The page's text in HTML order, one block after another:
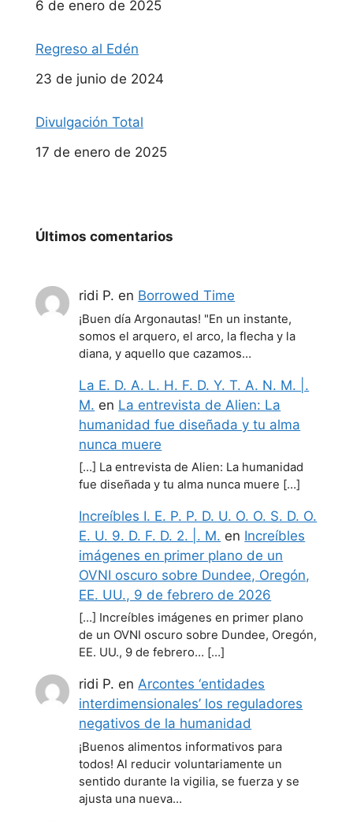
Fecha
6 de enero de 2025
Regreso al Edén
Fecha
23 de junio de 2024
Divulgación Total
Fecha
17 de enero de 2025
Últimos comentarios
ridi P. en Borrowed Time
¡Buen día Argonautas! "En un instante,
somos el arquero, el arco, la flecha y la
diana, y aquello que cazamos…
La E. D. A. L. H. F. D. Y. T. A. N. M. |.
M. en La entrevista de Alien: La
humanidad fue diseñada y tu alma
nunca muere
[…] La entrevista de Alien: La humanidad
fue diseñada y tu alma nunca muere […]
Increíbles I. E. P. P. D. U. O. O. S. D. O.
E. U. 9. D. F. D. 2. |. M. en Increíbles
imágenes en primer plano de un
OVNI oscuro sobre Dundee, Oregón,
EE. UU., 9 de febrero de 2026
[…] Increíbles imágenes en primer plano
de un OVNI oscuro sobre Dundee, Oregón,
EE. UU., 9 de febrero… […]
ridi P. enArcontes ‘entidades
interdimensionales’ los reguladores
negativos de la humanidad
¡Buenos alimentos informativos para
todos! Al reducir voluntariamente un
sentido durante la vigilia, se fuerza y se
ajusta una nueva…